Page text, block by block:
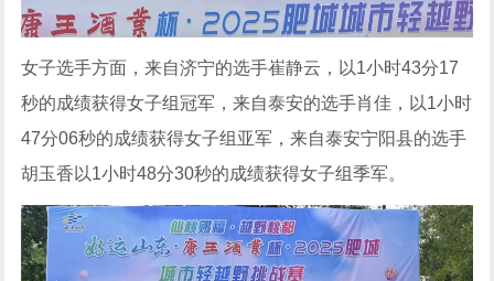
女子选手方面，来自济宁的选手崔静云，以1小时43分17
秒的成绩获得女子组冠军，来自泰安的选手肖佳，以1小时
47分06秒的成绩获得女子组亚军，来自泰安宁阳县的选手
胡玉香以1小时48分30秒的成绩获得女子组季军。